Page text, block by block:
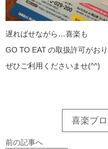
遅ればせながら…喜楽も
GO TO EAT の取扱許可がおり
ぜひご利用くださいませ(^^)
喜楽ブ
前の記事へ